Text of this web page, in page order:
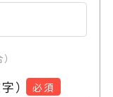
） 必須